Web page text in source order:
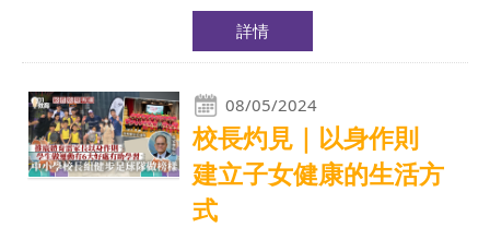
詳情
08/05/2024
校長灼見｜以身作則
建立子女健康的生活方
式